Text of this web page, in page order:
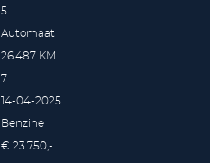
5
Automaat
26.487 KM
7
14-04-2025
Benzine
€ 23.750,-